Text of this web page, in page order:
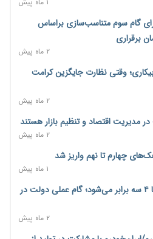
و هزینه معیشت هر روز عمیق‌تر
بلاگرهای پردرآمد مشمول پرداخت
پیش‌بینی افزایش تولید برنج؛ نیاز وارداتی کشور به ۵۰۰ هزار تن
۲ روز پیش
ورود موقت کالا و خودرو تا
گام سوم متناسب‌سازی براساس
۲ ماه پیش
وقتی نظارت جایگزین کرامت
۲ ماه پیش
مدیریت اقتصاد و تنظیم بازار هستند
۲ ماه پیش
۱ ماه پیش
یارانه خانواده‌های دهک ۱ تا ۴ سه برابر می‌شود؛ گام عملی دولت در
۲ ماه پیش